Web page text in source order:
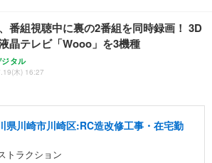
番組視聴中に裏の2番組を同時録画！ 3D
晶テレビ「Wooo」を3機種
タル
木) 16:27
県川崎市川崎区:RC造改修工事・在宅勤
トラクション